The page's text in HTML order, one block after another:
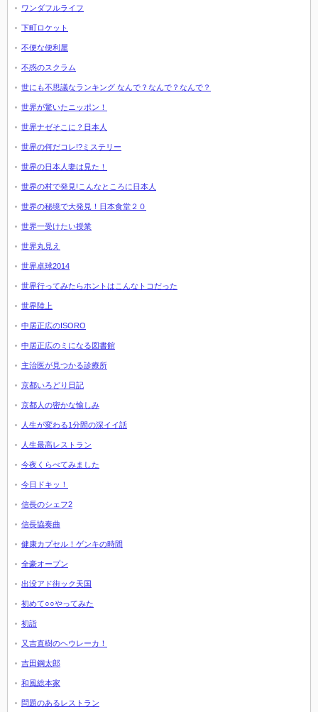
ワンダフルライフ
下町ロケット
不便な便利屋
不惑のスクラム
世にも不思議なランキング なんで？なんで？なんで？
世界が驚いたニッポン！
世界ナゼそこに？日本人
世界の何だコレ!?ミステリー
世界の日本人妻は見た！
世界の村で発見!こんなところに日本人
世界の秘境で大発見！日本食堂２０
世界一受けたい授業
世界丸見え
世界卓球2014
世界行ってみたらホントはこんなトコだった
世界陸上
中居正広のISORO
中居正広のミになる図書館
主治医が見つかる診療所
京都いろどり日記
京都人の密かな愉しみ
人生が変わる1分間の深イイ話
人生最高レストラン
今夜くらべてみました
今日ドキッ！
信長のシェフ2
信長協奏曲
健康カプセル！ゲンキの時間
全豪オープン
出没アド街ック天国
初めて○○やってみた
初詣
又吉直樹のヘウレーカ！
吉田鋼太郎
和風総本家
問題のあるレストラン